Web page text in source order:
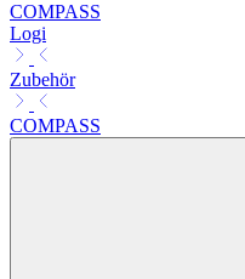
COMPASS
Logi
Zubehör
COMPASS